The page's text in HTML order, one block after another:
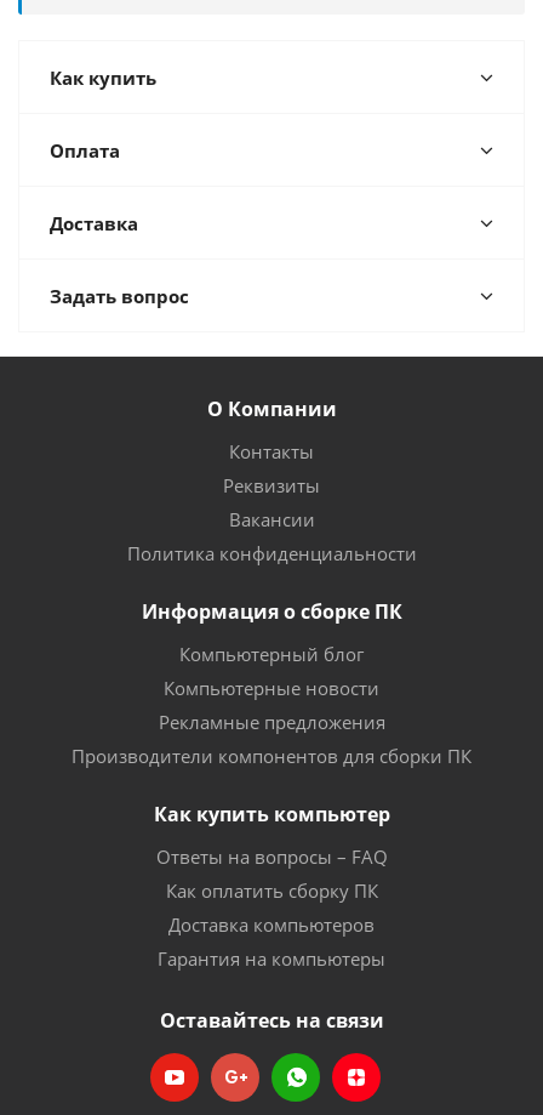
Как купить
Оплата
Доставка
Задать вопрос
О Компании
Контакты
Реквизиты
Вакансии
Политика конфиденциальности
Информация о сборке ПК
Компьютерный блог
Компьютерные новости
Рекламные предложения
Производители компонентов для сборки ПК
Как купить компьютер
Ответы на вопросы – FAQ
Как оплатить сборку ПК
Доставка компьютеров
Гарантия на компьютеры
Оставайтесь на связи